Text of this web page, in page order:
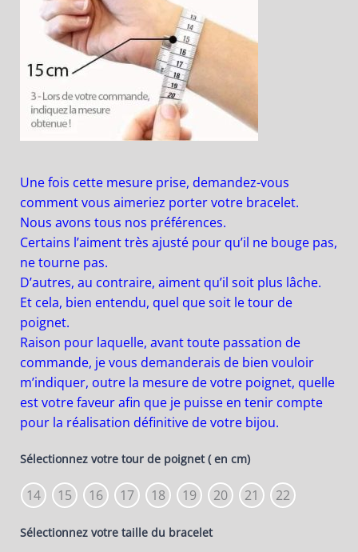
Une fois cette mesure prise, demandez-vous
comment vous aimeriez porter votre bracelet.
Nous avons tous nos préférences.
Certains l’aiment très ajusté pour qu’il ne bouge pas,
ne tourne pas.
D’autres, au contraire, aiment qu’il soit plus lâche.
Et cela, bien entendu, quel que soit le tour de
poignet.
Raison pour laquelle, avant toute passation de
commande, je vous demanderais de bien vouloir
m’indiquer, outre la mesure de votre poignet, quelle
est votre faveur afin que je puisse en tenir compte
pour la réalisation définitive de votre bijou.
Sélectionnez votre tour de poignet ( en cm)
14 15 16 17 18 19 20 21 22
Sélectionnez votre taille du bracelet